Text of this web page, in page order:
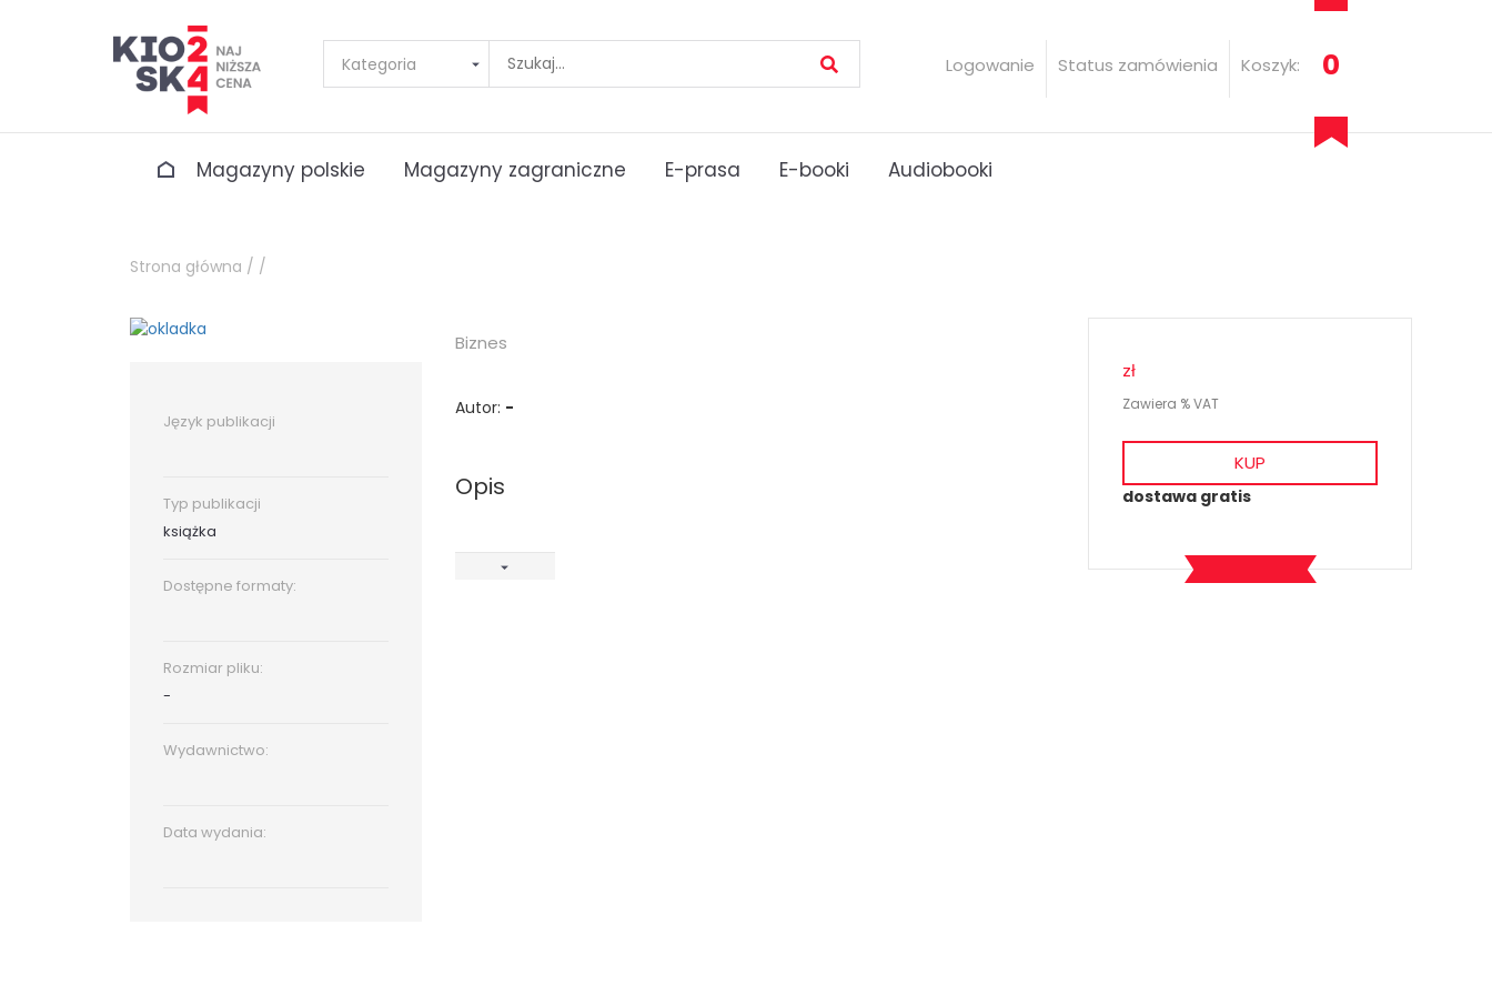
Logowanie Status zamówienia Koszyk: 0
Magazyny polskie Magazyny zagraniczne E-prasa E-booki Audiobooki
Strona główna / /
Język publikacji
Typ publikacji
książka
Dostępne formaty:
Rozmiar pliku:
-
Wydawnictwo:
Data wydania:
Biznes
Autor: -
Opis
zł
Zawiera % VAT
KUP
dostawa gratis